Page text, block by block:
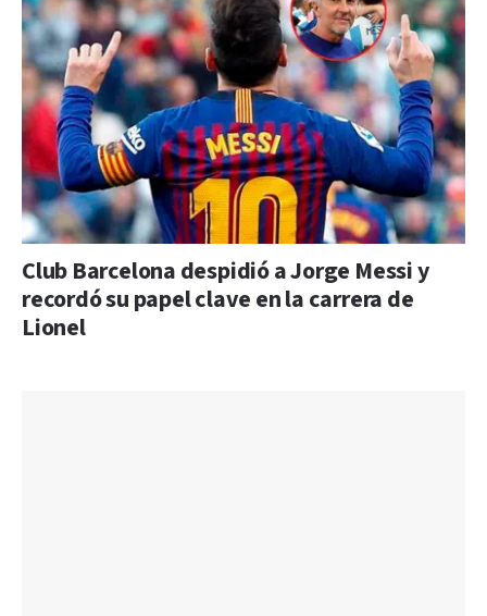
Club Barcelona despidió a Jorge Messi y
recordó su papel clave en la carrera de
Lionel